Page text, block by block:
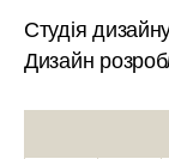
Студія
Дизайн